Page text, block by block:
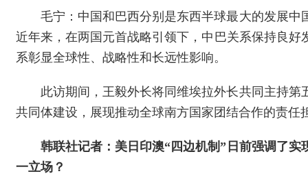
毛宁：中国和巴西分别是东西半球最大的发展
近年来，在两国元首战略引领下，中巴关系保持良
系彰显全球性、战略性和长远性影响。
此访期间，王毅外长将同维埃拉外长共同主持
共同体建设，展现推动全球南方国家团结合作的责
韩联社记者：美日印澳“四边机制”日前强调了
一立场？